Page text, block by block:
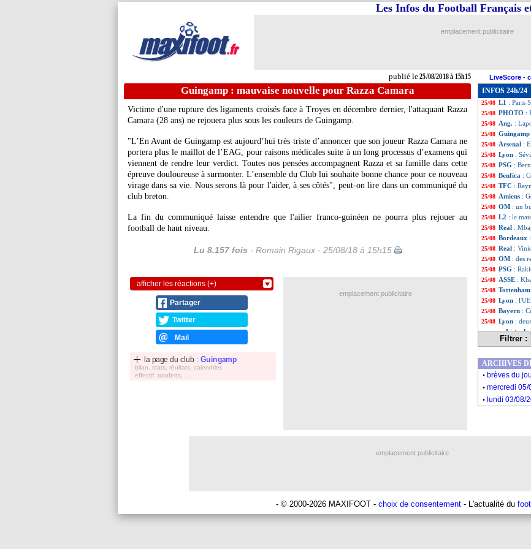
publié le25/08/2018 à 15h15
Les Infos du Football Français
emplacement publicitaire
LiveScore -
Guingamp : mauvaise nouvelle pour Razza Camara
Victime d'une rupture des ligaments croisés face à Troyes en décembre dernier, l'attaquant Razza
Camara (28 ans) ne rejouera plus sous les couleurs de Guingamp.
"L’En Avant de Guingamp est aujourd’hui très triste d’annoncer que son joueur Razza Camara ne
portera plus le maillot de l’EAG, pour raisons médicales suite à un long processus d’examens qui
viennent de rendre leur verdict. Toutes nos pensées accompagnent Razza et sa famille dans cette
épreuve douloureuse à surmonter. L’ensemble du Club lui souhaite bonne chance pour ce nouveau
virage dans sa vie. Nous serons là pour l'aider, à ses côtés", peut-on lire dans un communiqué du
club breton.
La fin du communiqué laisse entendre que l'ailier franco-guinéen ne pourra plus rejouer au
football de haut niveau.
Lu 8.157 fois - Romain Rigaux - 25/08/18 à 15h15
afficher les réactions (+)
Partager
Twitter
Mail
la page du club : Guingamp
bilan, stats, réultats, calendrier,
effectif, tranferts, ...
INFOS 24h/24
25/08 L1: Nice-
25/08 L1: Paris
25/08 Real:
25/08 OM:
25/08 L1 : Paris
25/08 PHOTO :
25/08 Ang. :
25/08 Guingamp
25/08 Arsenal :
25/08 Lyon :
25/08 PSG :
25/08 Benfica :
25/08 TFC :
25/08 Amiens :
25/08 OM : un
25/08 L2 : le
25/08 Real :
25/08 Bordeaux
25/08 Real :
25/08 OM : des
25/08 PSG :
25/08 ASSE :
25/08 Tottenham
25/08 Lyon :
25/08 Bayern :
25/08 Lyon :
... Liste
Liste
Filtrer :
emplacement publicitaire
ARCHIVES
. brèves du
. mercredi 05/
. lundi 03/08/
emplacement publicitaire
- © 2000-2026 MAXIFOOT - choix de consentement - L'actualité du